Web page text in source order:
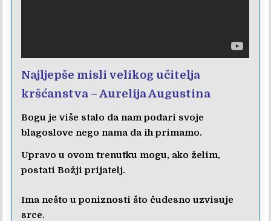
Najljepše misli velikog učitelja
kršćanstva – Aurelija Augustina
Bogu je više stalo da nam podari svoje
blagoslove nego nama da ih primamo.
Upravo u ovom trenutku mogu, ako želim,
postati Božji prijatelj.
Ima nešto u poniznosti što čudesno uzvisuje
srce.